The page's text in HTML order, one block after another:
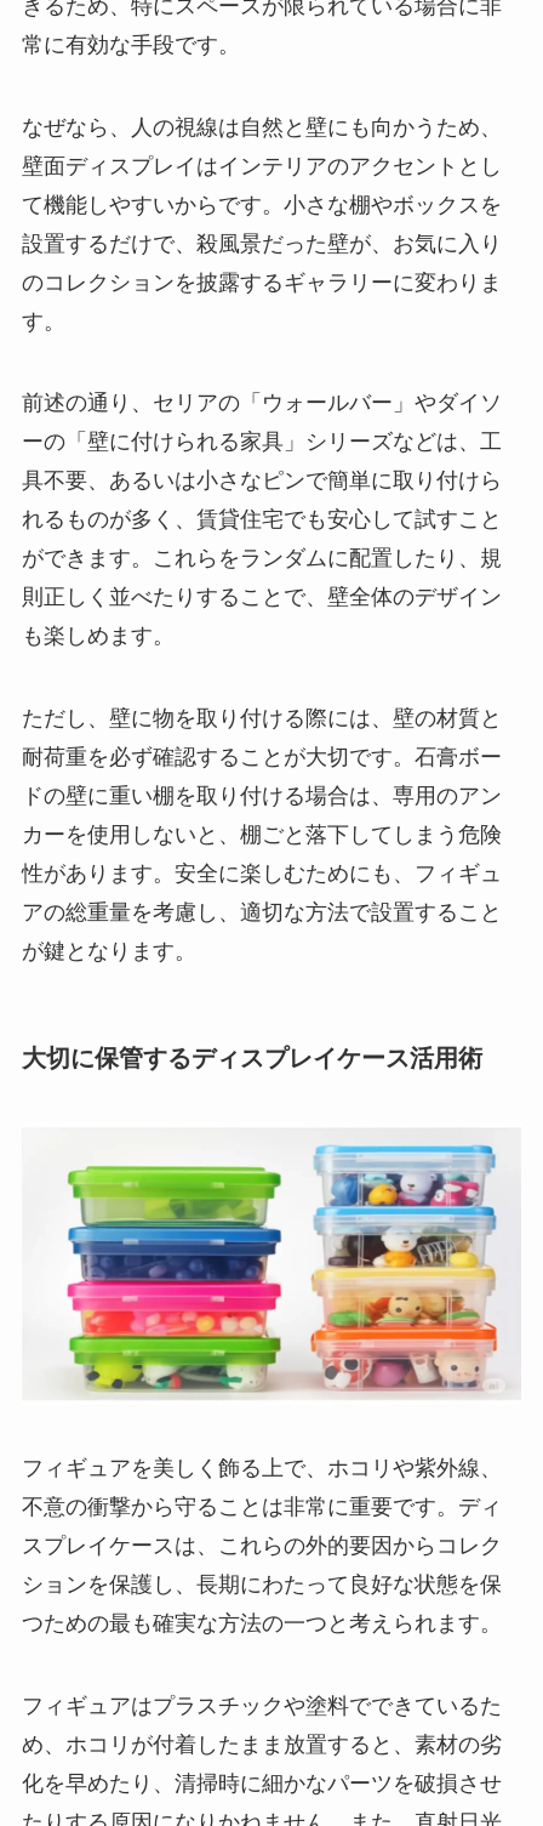
きるため、特にスペースが限られている場合に非
常に有効な手段です。
なぜなら、人の視線は自然と壁にも向かうため、
壁面ディスプレイはインテリアのアクセントとし
て機能しやすいからです。小さな棚やボックスを
設置するだけで、殺風景だった壁が、お気に入り
のコレクションを披露するギャラリーに変わりま
す。
前述の通り、セリアの「ウォールバー」やダイソ
ーの「壁に付けられる家具」シリーズなどは、工
具不要、あるいは小さなピンで簡単に取り付けら
れるものが多く、賃貸住宅でも安心して試すこと
ができます。これらをランダムに配置したり、規
則正しく並べたりすることで、壁全体のデザイン
も楽しめます。
ただし、壁に物を取り付ける際には、壁の材質と
耐荷重を必ず確認することが大切です。石膏ボー
ドの壁に重い棚を取り付ける場合は、専用のアン
カーを使用しないと、棚ごと落下してしまう危険
性があります。安全に楽しむためにも、フィギュ
アの総重量を考慮し、適切な方法で設置すること
が鍵となります。
大切に保管するディスプレイケース活用術
フィギュアを美しく飾る上で、ホコリや紫外線、
不意の衝撃から守ることは非常に重要です。ディ
スプレイケースは、これらの外的要因からコレク
ションを保護し、長期にわたって良好な状態を保
つための最も確実な方法の一つと考えられます。
フィギュアはプラスチックや塗料でできているた
め、ホコリが付着したまま放置すると、素材の劣
化を早めたり、清掃時に細かなパーツを破損させ